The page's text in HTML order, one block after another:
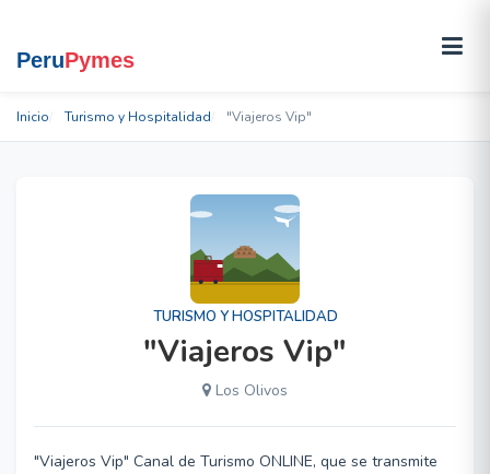
Inicio Turismo y Hospitalidad "Viajeros Vip"
TURISMO Y HOSPITALIDAD
"Viajeros Vip"
Los Olivos
"Viajeros Vip" Canal de Turismo ONLINE, que se transmite